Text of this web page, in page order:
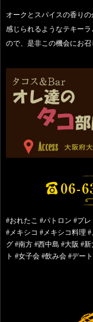
オークとスパイスの香りの
感じられるようなテキー
ので、是非この機会にお召
#おれたこ #パトロン #プ
#メキシコ #メキシコ料理
グ #南方 #西中島 #大阪 #
ト #女子会 #飲み会 #デー